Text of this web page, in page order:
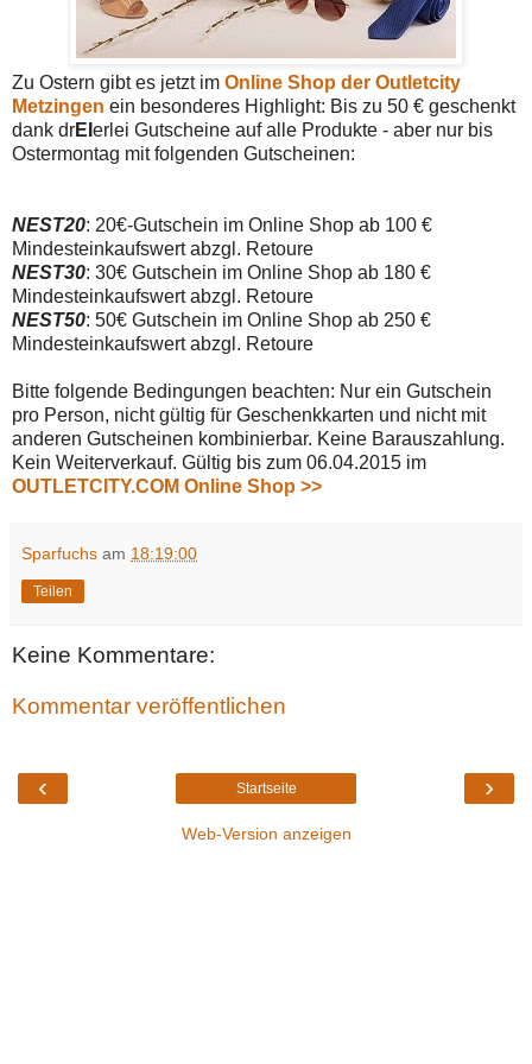
Zu Ostern gibt es jetzt im Online Shop der Outletcity
Metzingen ein besonderes Highlight: Bis zu 50 € geschenkt
dank drEI erlei Gutscheine auf alle Produkte - aber nur bis
Ostermontag mit folgenden Gutscheinen:
NEST20: 20€-Gutschein im Online Shop ab 100 €
Mindesteinkaufswert abzgl. Retoure
NEST30: 30€ Gutschein im Online Shop ab 180 €
Mindesteinkaufswert abzgl. Retoure
NEST50: 50€ Gutschein im Online Shop ab 250 €
Mindesteinkaufswert abzgl. Retoure
Bitte folgende Bedingungen beachten: Nur ein Gutschein
pro Person, nicht gültig für Geschenkkarten und nicht mit
anderen Gutscheinen kombinierbar. Keine Barauszahlung.
Kein Weiterverkauf. Gültig bis zum 06.04.2015 im
OUTLETCITY.COM Online Shop >>
Sparfuchs am 18:19:00
Teilen
Keine Kommentare:
Kommentar veröffentlichen
‹ ›
Startseite
Web-Version anzeigen